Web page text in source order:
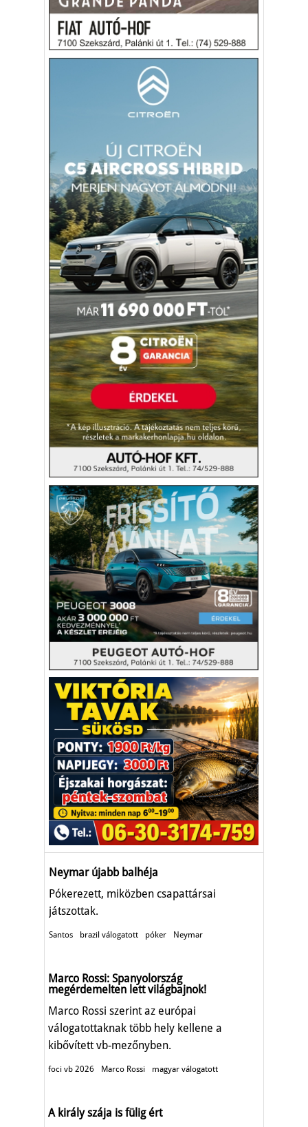
Neymar újabb balhéja
Pókerezett, miközben csapattársai
játszottak.
Santos brazil válogatott póker Neymar
Marco Rossi: Spanyolország
megérdemelten lett világbajnok!
Marco Rossi szerint az európai
válogatottaknak több hely kellene a
kibővített vb-mezőnyben.
foci vb 2026 Marco Rossi magyar válogatott
A király szája is fülig ért